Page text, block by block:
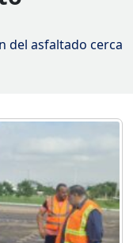
del asfaltado cerca